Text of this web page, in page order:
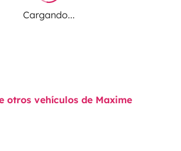
Cargando...
otros vehículos de Maxime